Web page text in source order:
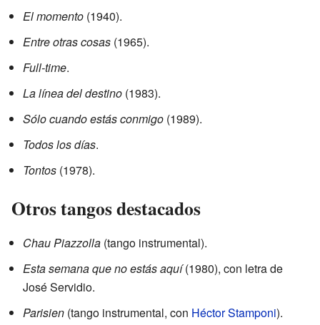
El momento (1940).
Entre otras cosas (1965).
Full-time.
La línea del destino (1983).
Sólo cuando estás conmigo (1989).
Todos los días.
Tontos (1978).
Otros tangos destacados
Chau Piazzolla (tango instrumental).
Esta semana que no estás aquí(1980), con letra de
José Servidio.
Parisien (tango instrumental, con Héctor Stamponi).